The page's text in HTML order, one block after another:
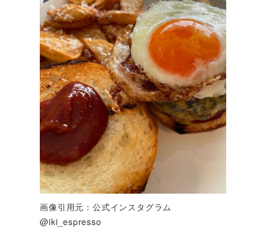
画像引用元：公式インスタグラム
@iki_espresso